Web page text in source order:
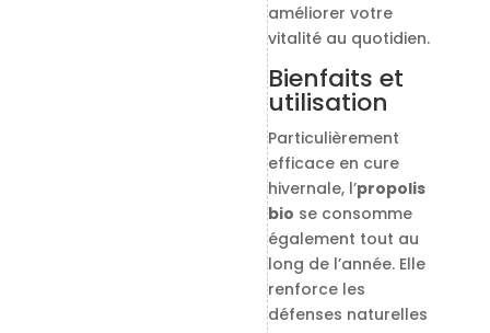
améliorer votre
vitalité au quotidien.
Bienfaits et
utilisation
Particulièrement
efficace en cure
hivernale, l’propolis
bio se consomme
également tout au
long de l’année. Elle
renforce les
défenses naturelles